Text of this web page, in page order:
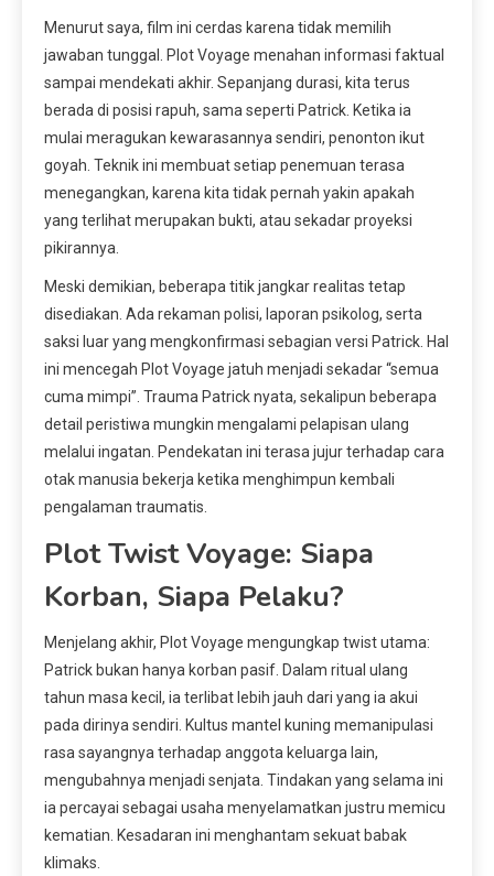
Menurut saya, film ini cerdas karena tidak memilih
jawaban tunggal. Plot Voyage menahan informasi faktual
sampai mendekati akhir. Sepanjang durasi, kita terus
berada di posisi rapuh, sama seperti Patrick. Ketika ia
mulai meragukan kewarasannya sendiri, penonton ikut
goyah. Teknik ini membuat setiap penemuan terasa
menegangkan, karena kita tidak pernah yakin apakah
yang terlihat merupakan bukti, atau sekadar proyeksi
pikirannya.
Meski demikian, beberapa titik jangkar realitas tetap
disediakan. Ada rekaman polisi, laporan psikolog, serta
saksi luar yang mengkonfirmasi sebagian versi Patrick. Hal
ini mencegah Plot Voyage jatuh menjadi sekadar “semua
cuma mimpi”. Trauma Patrick nyata, sekalipun beberapa
detail peristiwa mungkin mengalami pelapisan ulang
melalui ingatan. Pendekatan ini terasa jujur terhadap cara
otak manusia bekerja ketika menghimpun kembali
pengalaman traumatis.
Plot Twist Voyage: Siapa
Korban, Siapa Pelaku?
Menjelang akhir, Plot Voyage mengungkap twist utama:
Patrick bukan hanya korban pasif. Dalam ritual ulang
tahun masa kecil, ia terlibat lebih jauh dari yang ia akui
pada dirinya sendiri. Kultus mantel kuning memanipulasi
rasa sayangnya terhadap anggota keluarga lain,
mengubahnya menjadi senjata. Tindakan yang selama ini
ia percayai sebagai usaha menyelamatkan justru memicu
kematian. Kesadaran ini menghantam sekuat babak
klimaks.